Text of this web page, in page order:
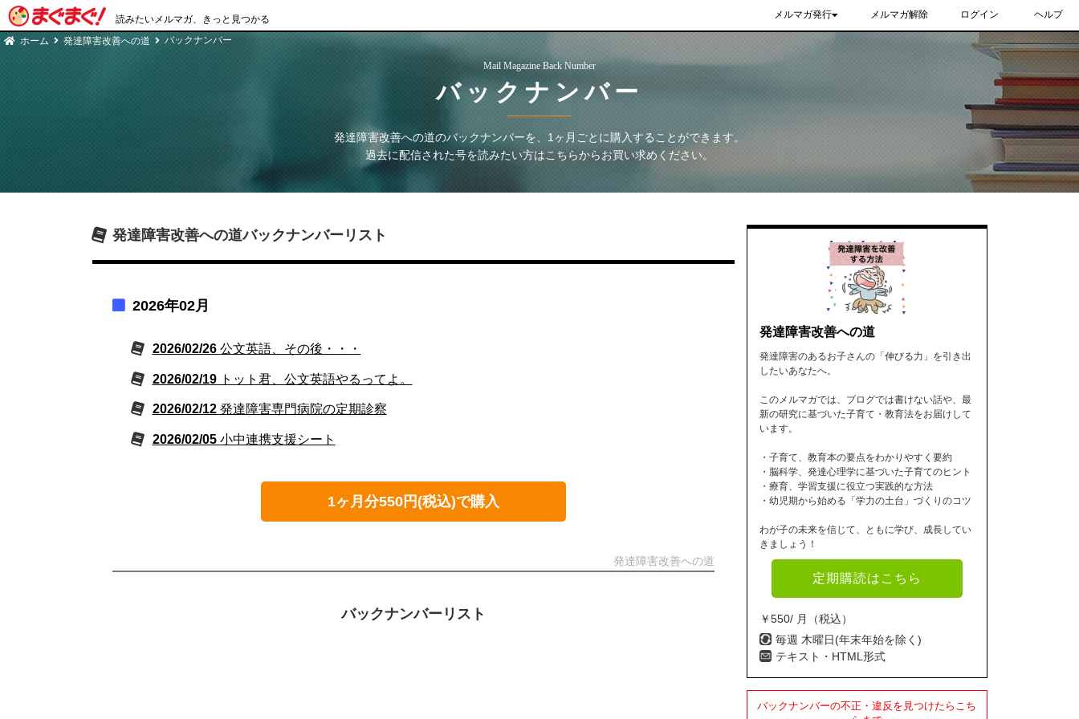
読みたいメルマガ、きっと見つかる メルマガ発行 メルマガ解除 ログイン ヘルプ
ホーム 発達障害改善への道 バックナンバー
Mail Magazine Back Number
バックナンバー
発達障害改善への道のバックナンバーを、1ヶ月ごとに購入することができます。
過去に配信された号を読みたい方はこちらからお買い求めください。
発達障害改善への道バックナンバーリスト
2026年02月
2026/02/26 公文英語、その後・・・
2026/02/19 トット君、公文英語やるってよ。
2026/02/12 発達障害専門病院の定期診察
2026/02/05 小中連携支援シート
1ヶ月分550円(税込)で購入
発達障害改善への道
バックナンバーリスト
発達障害改善への道
発達障害のあるお子さんの「伸びる力」を引き出
したいあなたへ。
このメルマガでは、ブログでは書けない話や、最
新の研究に基づいた子育て・教育法をお届けして
います。
・子育て、教育本の要点をわかりやすく要約
・脳科学、発達心理学に基づいた子育てのヒント
・療育、学習支援に役立つ実践的な方法
・幼児期から始める「学力の土台」づくりのコツ
わが子の未来を信じて、ともに学び、成長してい
きましょう！
定期購読はこちら
￥550/ 月（税込）
毎週 木曜日(年末年始を除く)
テキスト・HTML形式
バックナンバーの不正・違反を見つけたらこち